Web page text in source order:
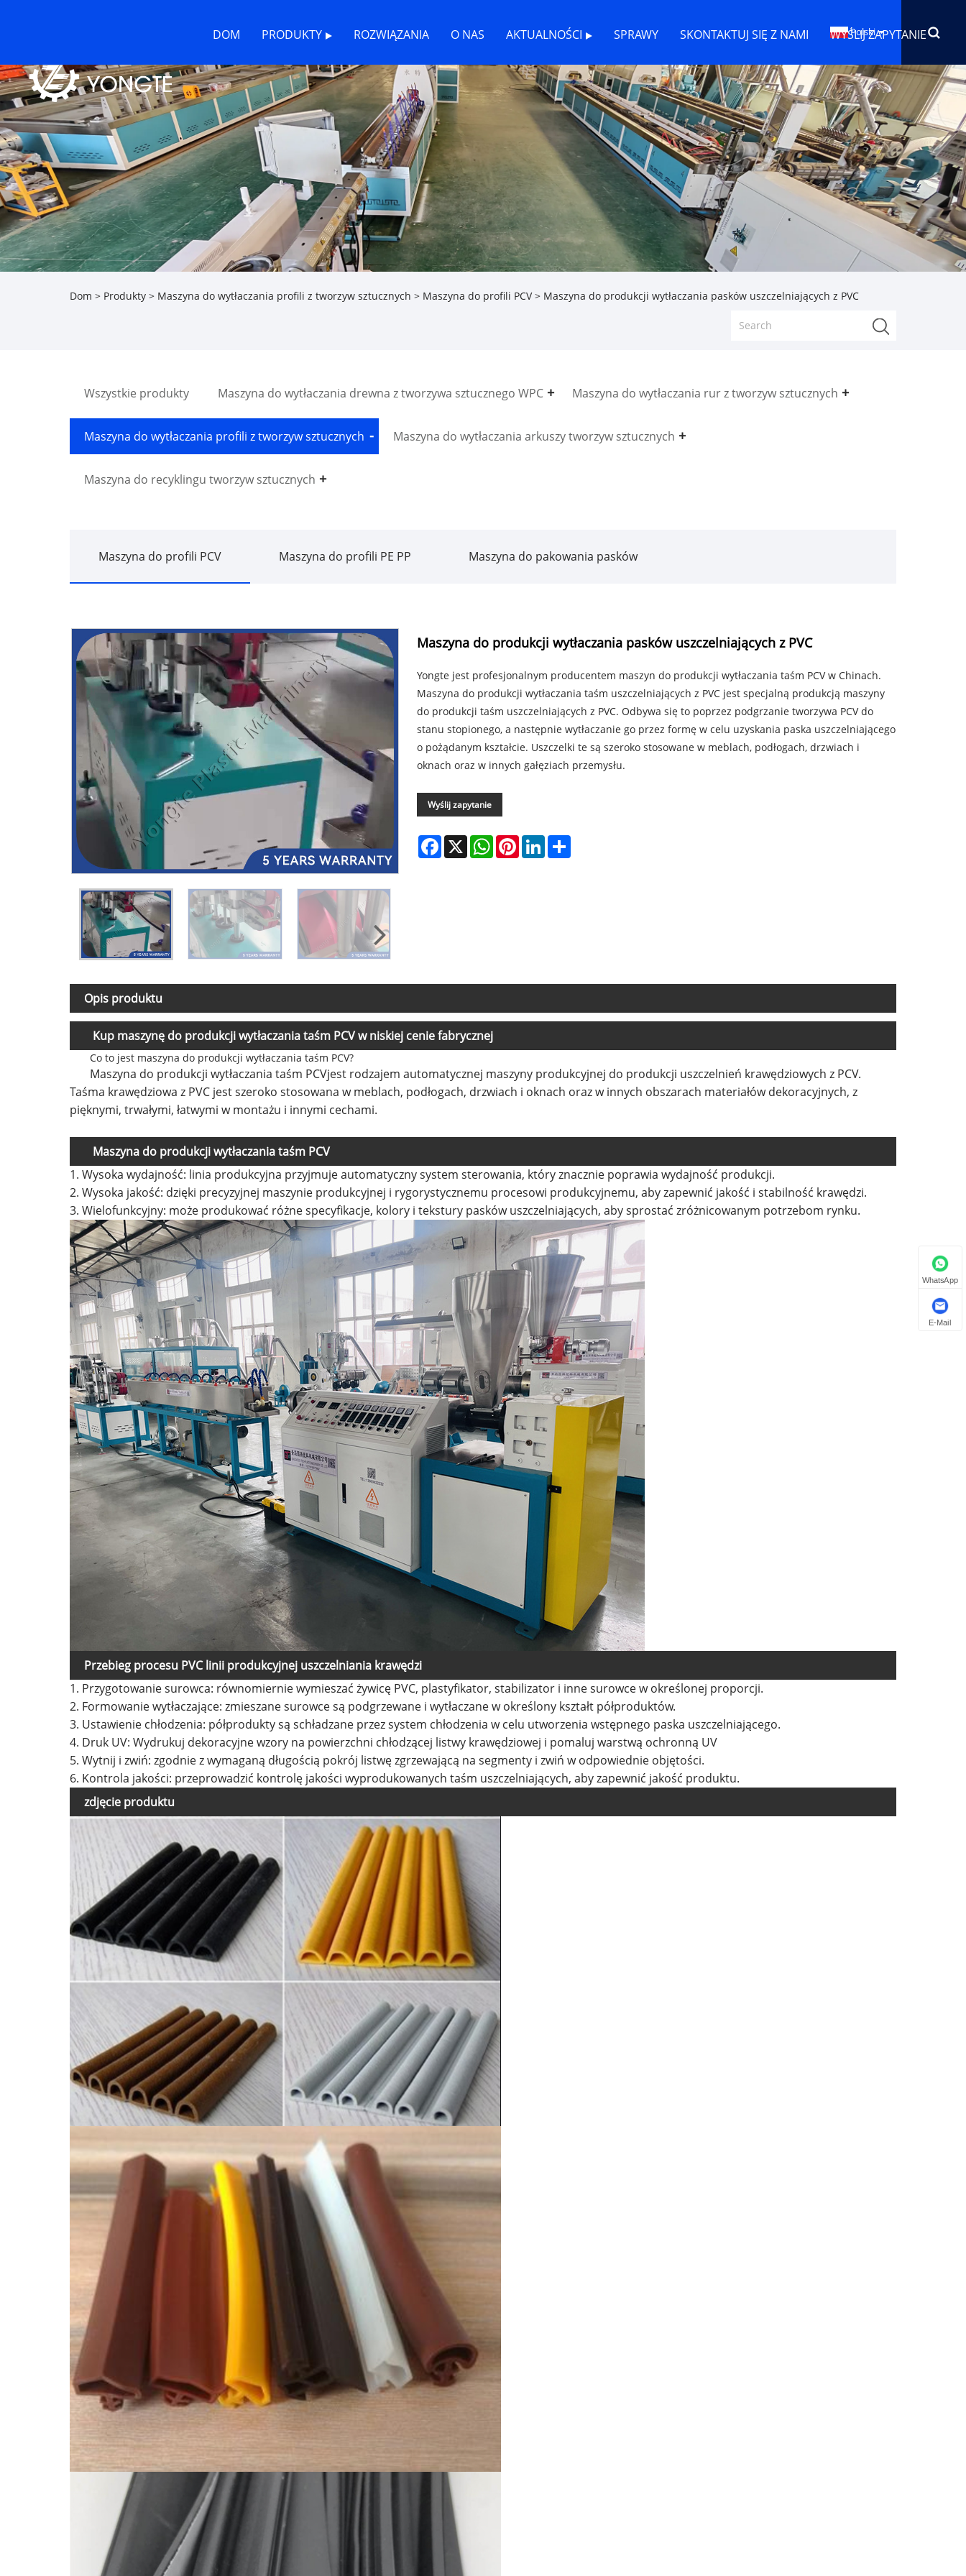
DOM PRODUKTY ROZWIĄZANIA O NAS AKTUALNOŚCI SPRAWY SKONTAKTUJ SIĘ Z NAMI WYŚLIJ ZAPYTANIE
Polski
Dom > Produkty > Maszyna do wytłaczania profili z tworzyw sztucznych > Maszyna do profili PCV> Maszyna do produkcji wytłaczania pasków uszczelniających z PVC
Wszystkie produkty Maszyna do wytłaczania drewna z tworzywa sztucznego WPC Maszyna do wytłaczania rur z tworzyw sztucznych
Maszyna do wytłaczania profili z tworzyw sztucznych Maszyna do wytłaczania arkuszy tworzyw sztucznych
Maszyna do recyklingu tworzyw sztucznych
Maszyna do profili PCV Maszyna do profili PE PP Maszyna do pakowania pasków
Maszyna do produkcji wytłaczania pasków uszczelniających z PVC
Yongte jest profesjonalnym producentem maszyn do produkcji wytłaczania taśm PCV w Chinach.
Maszyna do produkcji wytłaczania taśm uszczelniających z PVC jest specjalną produkcją maszyny
do produkcji taśm uszczelniających z PVC. Odbywa się to poprzez podgrzanie tworzywa PCV do
stanu stopionego, a następnie wytłaczanie go przez formę w celu uzyskania paska uszczelniającego
o pożądanym kształcie. Uszczelki te są szeroko stosowane w meblach, podłogach, drzwiach i
oknach oraz w innych gałęziach przemysłu.
Wyślij zapytanie
Facebook
X WhatsAppPinterestLinkedIn
Opis produktu
Kup maszynę do produkcji wytłaczania taśm PCV w niskiej cenie fabrycznej
Co to jest maszyna do produkcji wytłaczania taśm PCV?
Maszyna do produkcji wytłaczania taśm PCVjest rodzajem automatycznej maszyny produkcyjnej do produkcji uszczelnień krawędziowych z PCV.
Taśma krawędziowa z PVC jest szeroko stosowana w meblach, podłogach, drzwiach i oknach oraz w innych obszarach materiałów dekoracyjnych, z
pięknymi, trwałymi, łatwymi w montażu i innymi cechami.
Maszyna do produkcji wytłaczania taśm PCV
1. Wysoka wydajność: linia produkcyjna przyjmuje automatyczny system sterowania, który znacznie poprawia wydajność produkcji.
2. Wysoka jakość: dzięki precyzyjnej maszynie produkcyjnej i rygorystycznemu procesowi produkcyjnemu, aby zapewnić jakość i stabilność krawędzi.
3. Wielofunkcyjny: może produkować różne specyfikacje, kolory i tekstury pasków uszczelniających, aby sprostać zróżnicowanym potrzebom rynku.
Przebieg procesu PVC linii produkcyjnej uszczelniania krawędzi
1. Przygotowanie surowca: równomiernie wymieszać żywicę PVC, plastyfikator, stabilizator i inne surowce w określonej proporcji.
2. Formowanie wytłaczające: zmieszane surowce są podgrzewane i wytłaczane w określony kształt półproduktów.
3. Ustawienie chłodzenia: półprodukty są schładzane przez system chłodzenia w celu utworzenia wstępnego paska uszczelniającego.
4. Druk UV: Wydrukuj dekoracyjne wzory na powierzchni chłodzącej listwy krawędziowej i pomaluj warstwą ochronną UV
5. Wytnij i zwiń: zgodnie z wymaganą długością pokrój listwę zgrzewającą na segmenty i zwiń w odpowiednie objętości.
6. Kontrola jakości: przeprowadzić kontrolę jakości wyprodukowanych taśm uszczelniających, aby zapewnić jakość produktu.
zdjęcie produktu
WhatsApp
E-Mail